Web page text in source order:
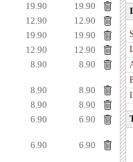
19.90
19.90
12.90
12.90
19.90
19.90
12.90
12.90
8.90 8.90
8.90
8.90
8.90
8.90
6.90 6.90
6.90 6.90